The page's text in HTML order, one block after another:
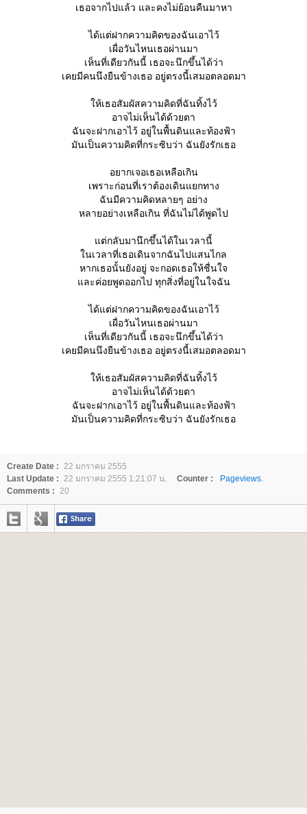
เธอจากไปแล้ว และคงไม่ย้อนคืนมาหา
ได้แต่ฝากความคิดของฉันเอาไว้
เผื่อวันไหนเธอผ่านมา
เห็นที่เดียวกันนี้ เธอจะนึกขึ้นได้ว่า
เคยมีคนนึงยืนข้างเธอ อยู่ตรงนี้เสมอตลอดมา
ห้เธอสัมผัสความคิดที่ฉันทิ้งไว้
อาจไม่เห็นได้ด้วยตา
ฉันจะฝากเอาไว้ อยู่ในพื้นดินและท้องฟ้า
มันเป็นความคิดที่กระซิบว่า ฉันยังรักเธอ
อยากเจอเธอเหลือเกิน
เพราะก่อนที่เราต้องเดินแยกทาง
ฉันมีความคิดหลายๆ อย่าง
หลายอย่างเหลือเกิน ที่ฉันไม่ได้พูดไป
ต่กลับมานึกขึ้นได้ในเวลานี้
นเวลาที่เธอเดินจากฉันไปแสนไกล
หากเธอนั้นยังอยู่ จะกอดเธอให้ชื่นใจ
ละค่อยพูดออกไป ทุกสิ่งที่อยู่ในใจฉัน
ได้แต่ฝากความคิดของฉันเอาไว้
เผื่อวันไหนเธอผ่านมา
เห็นที่เดียวกันนี้ เธอจะนึกขึ้นได้ว่า
เคยมีคนนึงยืนข้างเธอ อยู่ตรงนี้เสมอตลอดมา
ห้เธอสัมผัสความคิดที่ฉันทิ้งไว้
อาจไม่เห็นได้ด้วยตา
ฉันจะฝากเอาไว้ อยู่ในพื้นดินและท้องฟ้า
มันเป็นความคิดที่กระซิบว่า ฉันยังรักเธอ
Create Date : 22 มกราคม 2555
Last Update : 22 มกราคม 2555 1:21:07 น. Counter :
Pageviews.
Comments : 20